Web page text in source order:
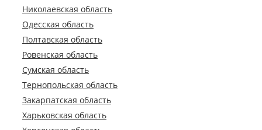
Николаевская область
Одесская область
Полтавская область
Ровенская область
Сумская область
Тернопольская область
Закарпатская область
Харьковская область